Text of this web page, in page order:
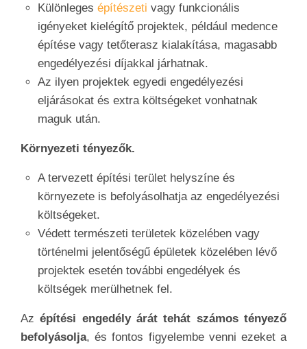
Különleges építészeti vagy funkcionális
igényeket kielégítő projektek, például medence
építése vagy tetőterasz kialakítása, magasabb
engedélyezési díjakkal járhatnak.
Az ilyen projektek egyedi engedélyezési
eljárásokat és extra költségeket vonhatnak
maguk után.
Környezeti tényezők.
A tervezett építési terület helyszíne és
környezete is befolyásolhatja az engedélyezési
költségeket.
Védett természeti területek közelében vagy
történelmi jelentőségű épületek közelében lévő
projektek esetén további engedélyek és
költségek merülhetnek fel.
Az építési engedély árát tehát számos tényező
befolyásolja, és fontos figyelembe venni ezeket a